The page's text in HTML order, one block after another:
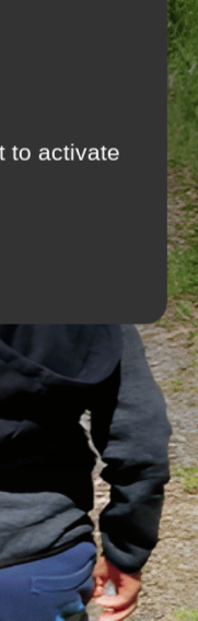
to activate